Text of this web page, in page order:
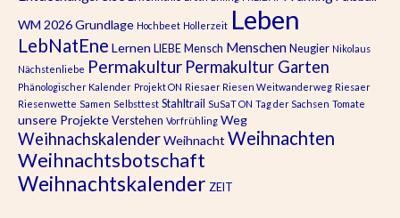
WM 2026Grundlage Hochbeet Hollerzeit Leben
LebNatEne Lernen LIEBE Mensch Menschen Neugier Nikolaus
Nächstenliebe Permakultur Permakultur Garten
Phänologischer Kalender Projekt ON Riesaer Riesen Weitwanderweg Riesaer
Riesenwette Samen Selbsttest Stahltrail SuSaT ON Tag der Sachsen Tomate
unsere Projekte Verstehen Vorfrühling Weg
WeihnachskalenderWeihnachtWeihnachten
Weihnachtsbotschaft
Weihnachtskalender ZEIT